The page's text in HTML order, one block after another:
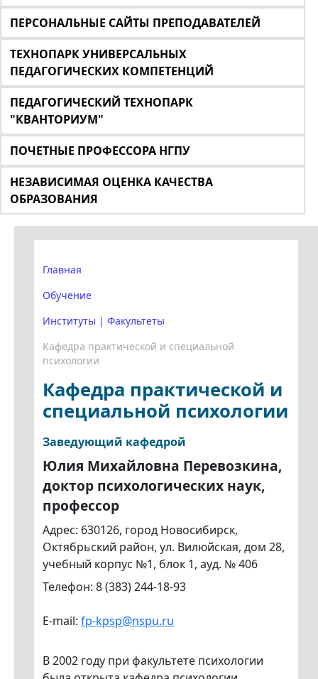
ПЕРСОНАЛЬНЫЕ САЙТЫ ПРЕПОДАВАТЕЛЕЙ
ТЕХНОПАРК УНИВЕРСАЛЬНЫХ
ПЕДАГОГИЧЕСКИХ КОМПЕТЕНЦИЙ
ПЕДАГОГИЧЕСКИЙ ТЕХНОПАРК
"КВАНТОРИУМ"
ПОЧЕТНЫЕ ПРОФЕССОРА НГПУ
НЕЗАВИСИМАЯ ОЦЕНКА КАЧЕСТВА
ОБРАЗОВАНИЯ
Главная
Обучение
Институты | Факультеты
Кафедра практической и специальной
психологии
Кафедра практической и
специальной психологии
Заведующий кафедрой
Юлия Михайловна Перевозкина,
доктор психологических наук,
профессор
Адрес: 630126, город Новосибирск,
Октябрьский район, ул. Вилюйская, дом 28,
учебный корпус №1, блок 1, ауд. № 406
Телефон: 8 (383) 244-18-93
E-mail: fp-kpsp@nspu.ru
В 2002 году при факультете психологии